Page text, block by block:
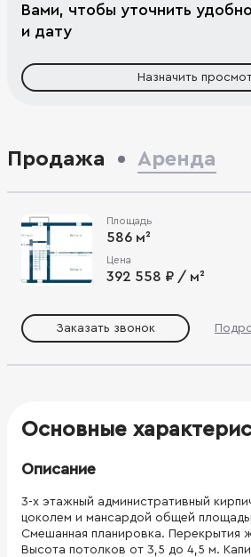
Вами, чтобы уточнить
и дату
Назначить
Продажа Аренда
Площадь
586 м²
Цена
392 558 ₽ / м²
Заказать звонок
Основные
Описание
3-х этажный административный
цоколем и мансардой общей
Смешанная планировка. Перекрытия
Высота потолков от 3,5 до 4,5 м.